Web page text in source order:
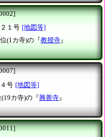
１号 [地図等]
(1カ寺)の『教授寺』
号 [地図等]
カ寺)の『興善寺 』